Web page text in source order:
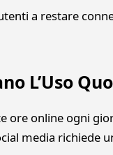
a restare
L’Uso
online ogni
media richiede